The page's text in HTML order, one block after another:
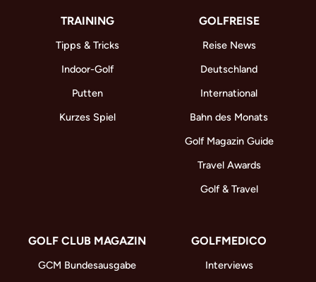
TRAINING
Tipps & Tricks
Indoor-Golf
Putten
Kurzes Spiel
GOLFREISE
Reise News
Deutschland
International
Bahn des Monats
Golf Magazin Guide
Travel Awards
Golf & Travel
GOLF CLUB MAGAZIN
GCM Bundesausgabe
GOLFMEDICO
Interviews